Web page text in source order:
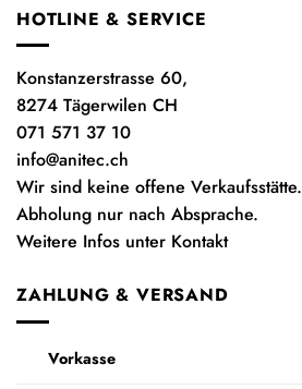
HOTLINE & SERVICE
Konstanzerstrasse 60,
8274 Tägerwilen CH
071 571 37 10
info@anitec.ch
Wir sind keine offene Verkaufsstätte.
Abholung nur nach Absprache.
Weitere Infos unter Kontakt
ZAHLUNG & VERSAND
Vorkasse